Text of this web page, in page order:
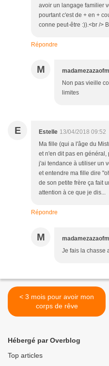
avoir un langage familier
pourtant c'est de + en +
conne peut-être :)).<br />
Répondre
M
Non pas vieille
limites
E Estelle 13/04/2018 09:52
Ma fille (qui a l'âge du
et n'en dit pas en
j'ai tendance à utiliser un
et entendre ma fille dire
de son petite frère ça fait
attention à ce que je dis...
Répondre
M
Je fais la chasse
< 3 mois pour avoir mon
corps de rêve
Hébergé par Overblog
Top articles